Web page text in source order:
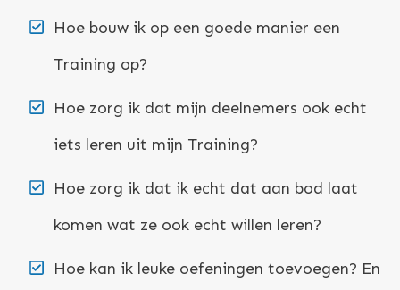
Hoe bouw ik op een goede manier een
Training op?
Hoe zorg ik dat mijn deelnemers ook echt
iets leren uit mijn Training?
Hoe zorg ik dat ik echt dat aan bod laat
komen wat ze ook echt willen leren?
Hoe kan ik leuke oefeningen toevoegen? En